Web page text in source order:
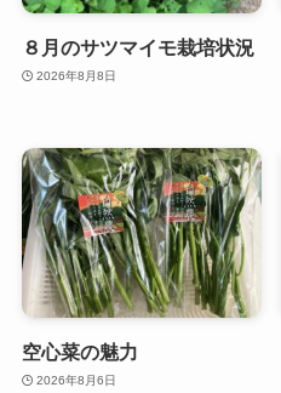
８月のサツマイモ栽培状況
2026年8月8日
空心菜の魅力
2026年8月6日